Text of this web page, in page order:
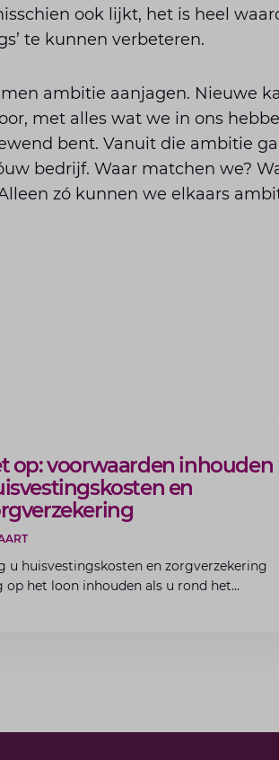
ook lijkt, het is heel
te kunnen verbeteren.
ambitie aanjagen. Nieuwe
met alles wat we in ons
bent. Vanuit die ambitie
bedrijf. Waar matchen we?
zó kunnen we elkaars
op: voorwaarden inhouden
en
u huisvestingskosten en zorgverzekering
op het loon inhouden als u rond het